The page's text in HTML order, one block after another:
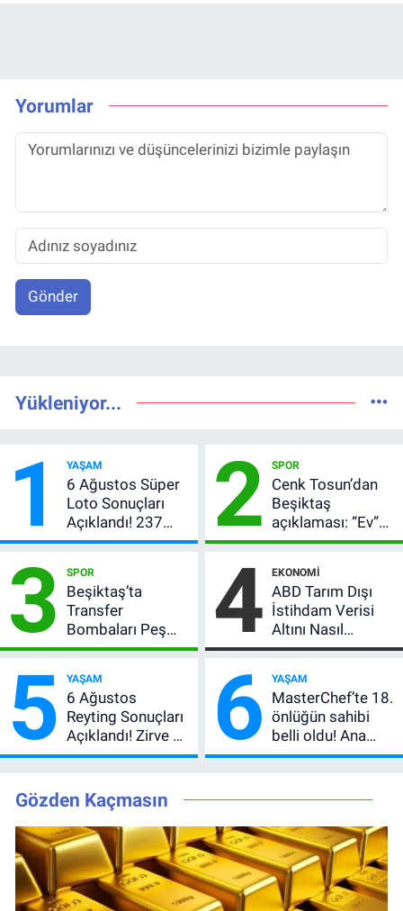
Yorumlar
Gönder
Yükleniyor...
1 YAŞAM
6 Ağustos Süper
Loto Sonuçları
Açıklandı! 237
Milyon TL’lik
2 SPOR
Cenk Tosun’dan
Beşiktaş
açıklaması: “Ev”
dedi, asıl mesajı
verdi
3 SPOR
Beşiktaş’ta
Transfer
Bombaları Peş
Peşe! Adalı
Açıkladı, 5 Yıldız
Daha Listede
4 EKONOMI
ABD Tarım Dışı
İstihdam Verisi
Altını Nasıl
Etkiler? Çok Basit
5 YAŞAM
6 Ağustos
Reyting Sonuçları
Açıklandı! Zirve El
Değiştirdi:
MasterChef'i
Geride Bıraktı
6 YAŞAM
MasterChef’te 18.
önlüğün sahibi
belli oldu! Ana
kadroya giren
Gözden Kaçmasın